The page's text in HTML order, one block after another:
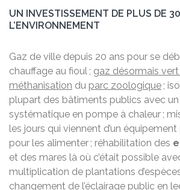
UN INVESTISSEMENT DE PLUS DE
L’ENVIRONNEMENT
Gaz de ville depuis 20 ans pour se
chauffage au fioul ; gaz désormais vert
méthanisation du parc zoologique ;
plupart des bâtiments publics avec
systématique en pompe à chaleur ;
les jours qui viennent d’un
pour les alimenter ; réhabilitation des
et des mares là où c’était possible
multiplication de plantations
changement de l’éclairage public en